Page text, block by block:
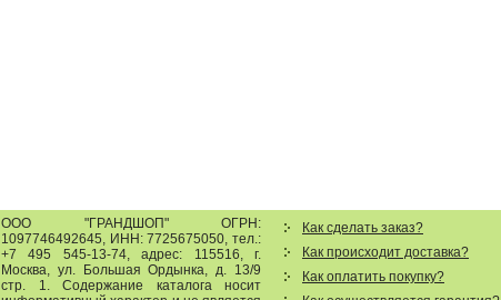
ООО "ГРАНДШОП"ОГРН:
1097746492645, ИНН: 7725675050, тел.:
+7 495 545-13-74,адрес: 115516,г.
Москва, ул. Большая Ордынка, д. 13/9
стр. 1. Содержание каталога носит
Как сделать заказ?
Как происходит доставка?
Как оплатить покупку?